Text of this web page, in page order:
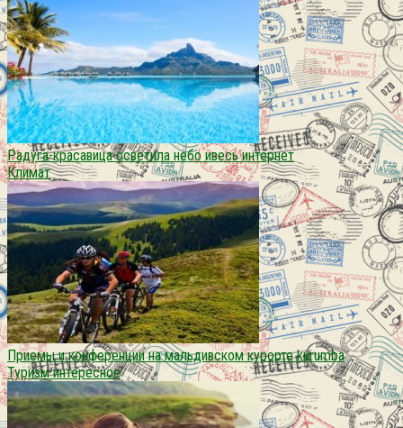
Радуга-красавица осветила небо ивесь интернет
Климат
Приемы и конференции на мальдивском курорте kurumba
Туризм интересное